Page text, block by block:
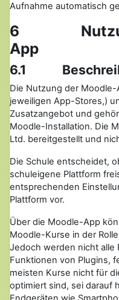
Aufnahme automatisch
6 Nutzung
App
6.1
Die Nutzung der
jeweiligen App-Stores,)
Zusatzangebot und
Moodle-Installation. Die
Ltd. bereitgestellt und
Die Schule entscheidet,
schuleigene Plattform
entsprechenden
Plattform vor.
Über die Moodle-App
Moodle-Kurse in der Rolle
Jedoch werden nicht alle
Funktionen von Plugins,
meisten Kurse nicht für
optimiert sind, sei darauf